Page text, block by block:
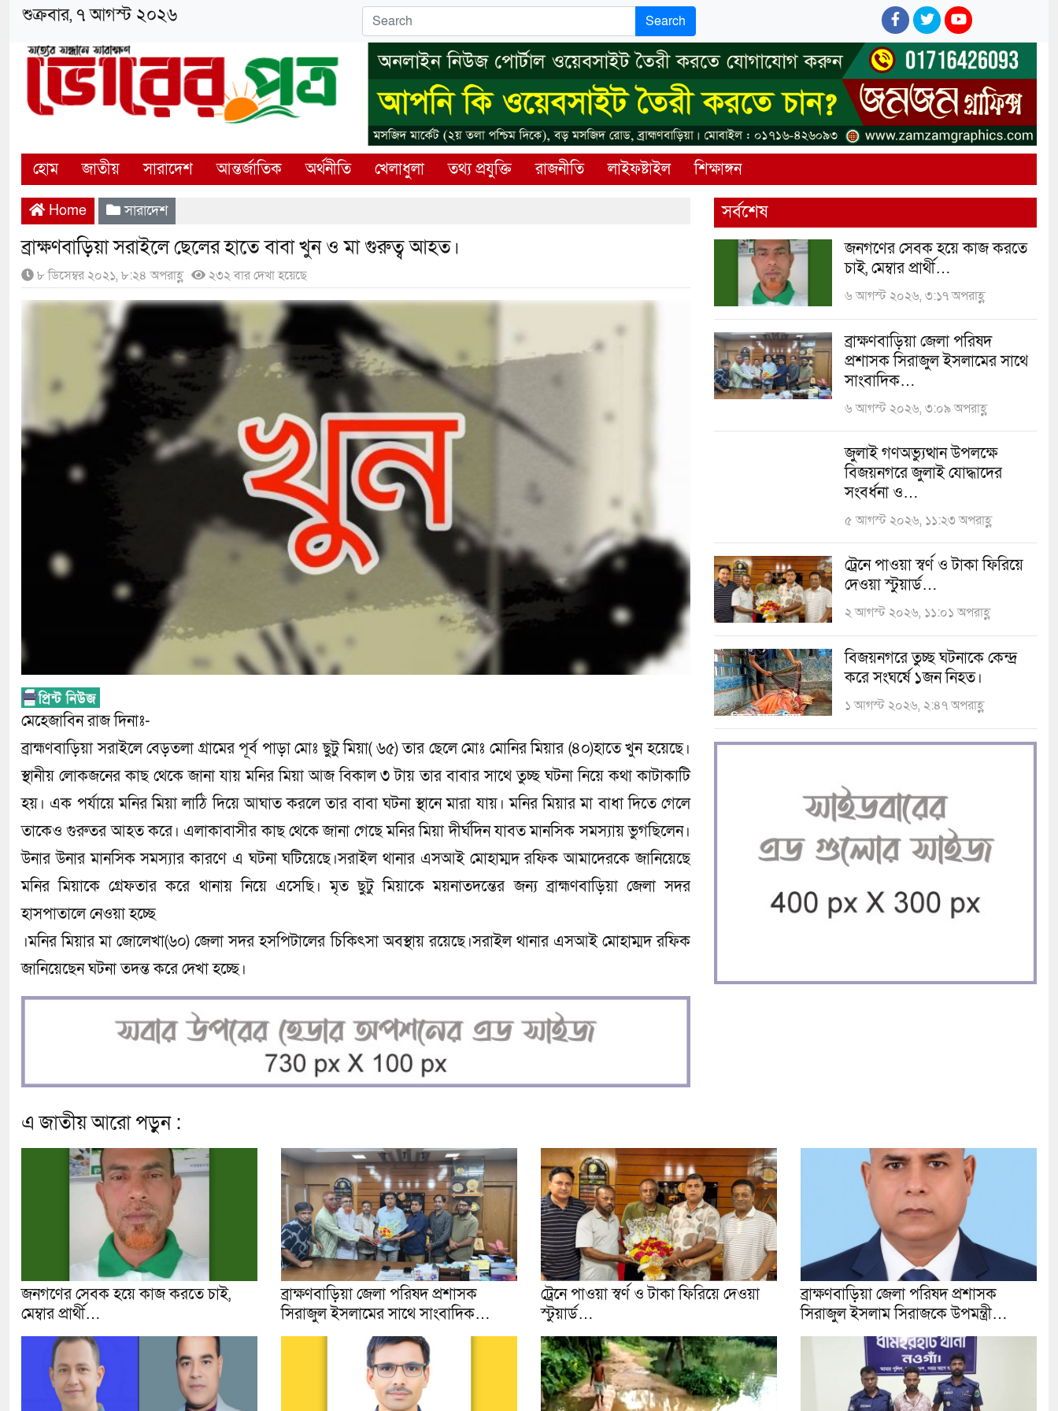
শুক্রবার, ৭ আগস্ট ২০২৬ Search
হোম জাতীয় সারাদেশ আন্তর্জাতিক অর্থনীতি খেলাধুলা তথ্য প্রযুক্তি রাজনীতি লাইফষ্টাইল শিক্ষাঙ্গন
Home সারাদেশ
ব্রাক্ষণবাড়িয়া সরাইলে ছেলের হাতে বাবা খুন ও মা গুরুত্ব আহত।
৮ ডিসেম্বর ২০২১, ৮:২৪ অপরাহ্ণ ২৩২ বার দেখা হয়েছে
মেহেজাবিন রাজ দিনাঃ-
ব্রাহ্মণবাড়িয়া সরাইলে বেড়তলা গ্রামের পূর্ব পাড়া মোঃ ছুটু মিয়া( ৬৫) তার ছেলে মোঃ মোনির মিয়ার (৪০)হাতে খুন হয়েছে।
স্থানীয় লোকজনের কাছ থেকে জানা যায় মনির মিয়া আজ বিকাল ৩ টায় তার বাবার সাথে তুচ্ছ ঘটনা নিয়ে কথা কাটাকাটি
হয়। এক পর্যায়ে মনির মিয়া লাঠি দিয়ে আঘাত করলে তার বাবা ঘটনা স্থানে মারা যায়। মনির মিয়ার মা বাধা দিতে গেলে
তাকেও গুরুতর আহত করে। এলাকাবাসীর কাছ থেকে জানা গেছে মনির মিয়া দীর্ঘদিন যাবত মানসিক সমস্যায় ভুগছিলেন।
উনার উনার মানসিক সমস্যার কারণে এ ঘটনা ঘটিয়েছে।সরাইল থানার এসআই মোহাম্মদ রফিক আমাদেরকে জানিয়েছে
মনির মিয়াকে গ্রেফতার করে থানায় নিয়ে এসেছি। মৃত ছুটু মিয়াকে ময়নাতদন্তের জন্য ব্রাহ্মণবাড়িয়া জেলা সদর
হাসপাতালে নেওয়া হচ্ছে
।মনির মিয়ার মা জোলেখা(৬০) জেলা সদর হসপিটালের চিকিৎসা অবস্থায় রয়েছে।সরাইল থানার এসআই মোহাম্মদ রফিক
জানিয়েছেন ঘটনা তদন্ত করে দেখা হচ্ছে।
সর্বশেষ
জনগণের সেবক হয়ে কাজ করতে
চাই, মেম্বার প্রার্থী…
৬ আগস্ট ২০২৬, ৩:১৭ অপরাহ্ণ
ব্রাক্ষণবাড়িয়া জেলা পরিষদ
প্রশাসক সিরাজুল ইসলামের সাথে
সাংবাদিক…
৬ আগস্ট ২০২৬, ৩:০৯ অপরাহ্ণ
জুলাই গণঅভ্যুত্থান উপলক্ষে
বিজয়নগরে জুলাই যোদ্ধাদের
সংবর্ধনা ও…
৫ আগস্ট ২০২৬, ১১:২৩ অপরাহ্ণ
ট্রেনে পাওয়া স্বর্ণ ও টাকা ফিরিয়ে
দেওয়া স্টুয়ার্ড…
২ আগস্ট ২০২৬, ১১:০১ অপরাহ্ণ
বিজয়নগরে তুচ্ছ ঘটনাকে কেন্দ্র
করে সংঘর্ষে ১জন নিহত।
১ আগস্ট ২০২৬, ২:৪৭ অপরাহ্ণ
এ জাতীয় আরো পড়ুন :
জনগণের সেবক হয়ে কাজ করতে চাই,
মেম্বার প্রার্থী…
ব্রাক্ষণবাড়িয়া জেলা পরিষদ প্রশাসক
সিরাজুল ইসলামের সাথে সাংবাদিক…
ট্রেনে পাওয়া স্বর্ণ ও টাকা ফিরিয়ে দেওয়া
স্টুয়ার্ড…
ব্রাক্ষণবাড়িয়া জেলা পরিষদ প্রশাসক
সিরাজুল ইসলাম সিরাজকে উপমন্ত্রী…